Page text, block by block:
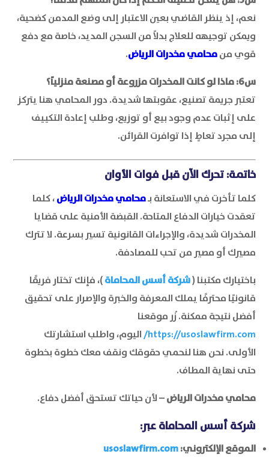
نعم، إذ ينظر القاضي بعين الاعتبار إلى وضع المدمن كضحية،
ويمكن توجيهه للعلاج بدلاً من السجن المديد، خاصة مع دفع
قوي منمحامي مخدرات الرياض.
س6: ماذا لو كانت المخدرات مزروعة أو مصنعة منزلياً؟
تعتبر جريمة تصنيع، عقوبتها شديدة. دور المحامي هنا يتركز
على إثبات عدم وجود بيع أو توزيع، وطلب إعادة التكييف
إلى مجرد تعاطٍ إذا توافرت القرائن.
خاتمة: تحرك الآن قبل فوات الأوان
كلما تأخرت في الاستعانة بـمحامي مخدرات الرياض، كلما
تعقدت خيارات الدفاع المتاحة. القبضة الأمنية على قضايا
المخدرات شديدة، والإجراءات القانونية تسير بسرعة. لا تترك
مصيرك أو مصير من تحب للمصادفة.
باختيارك مكتبنا (شركة أسس المحاماة )، فإنك تختار فريقًا
قانونيًا محترفًا يملك المعرفة والخبرة والإصرار على تحقيق
أفضل نتيجة ممكنة. زُر موقعنا
https://usoslawfirm.com/ اليوم، واطلب استشارتك
الأولى. نحن هنا لنحمي حقوقك ونقف معك خطوة بخطوة
حتى نهاية المطاف.
محامي مخدرات الرياض– لأن حياتك تستحق أفضل دفاع.
شركة أسس المحاماة عبر:
الموقع الإلكتروني:usoslawfirm.com